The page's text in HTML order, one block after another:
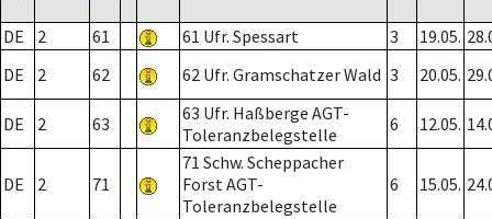
DE 2 61 61 Ufr. Spessart 3 19.05.
DE
2 62 62 Ufr. Gramschatzer Wald 3 20.05.
DE 2 63
63 Ufr. Haßberge AGT-
Toleranzbelegstelle
6 12.05.
DE 2 71
71 Schw. Scheppacher
Forst AGT-
Toleranzbelegstelle
6 15.05.